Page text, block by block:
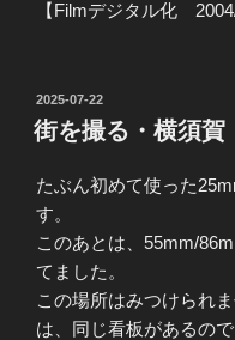
【Filmデジタル化
投
稿
日:
2025-07-22
街を撮る・横須賀
たぶん初めて使った
す。
このあとは、55mm/
てました。
この場所はみつけられ
は、同じ看板があるの